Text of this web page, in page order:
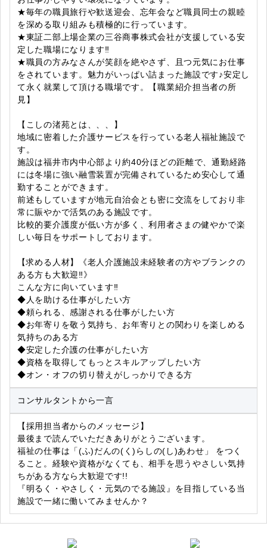
★毎年の職員旅行や歓送迎会、忘年会など職員同士の親睦
を深める取り組みも積極的に行っています。
★東証二部上場企業の三谷商事株式会社が支援している安
定した職場になります‼
★職員の方みなさんが笑顔を絶やさず、且つ元気にお仕事
をされています。魅力がいっぱい詰まった施設です♪安定し
て永く就業して頂ける職場です。【職業紹介担当者の所
見】
【こしの渚苑とは、、、】
地域に密着した介護サービスを行っている老人福祉施設で
す。
施設は福井市内中心部より約40分ほどの距離で、通勤経路
には冬場に強い融雪装置が完備されているため安心して通
勤することができます。
前述もしていますが地元自治会とも密に交流をしており非
常に賑やかで活気のある施設です。
比較的要介護度が低い方が多く、利用者さまの健やかで楽
しい毎日をサポートしております。
【求める人材】《老人介護施設未経験者の方やブランクの
ある方も大歓迎‼》
こんな方に向いています‼
◆人を助ける仕事がしたい方
◆頼られる、感謝される仕事がしたい方
◆お年寄りを敬う気持ち、お年寄りとの関わりを楽しめる
気持ちのある方
◆安定した介護の仕事がしたい方
◆資格を取得してもっとスキルアップしたい方
◆オン・オフの切り替えがしっかりできる方
コンサルタントから一言
【採用担当者からのメッセージ】
最後まで読んでいただきありがとうございます。
福祉の仕事は「(ふ)だんの(く)らしの(し)あわせ」 をつく
ること。経験や資格がなくても、相手を思うやさしい気持
ちがある方なら大歓迎です!!
『明るく・やさしく・元気のでる施設』を目指している当
施設で一緒に働いてみませんか？